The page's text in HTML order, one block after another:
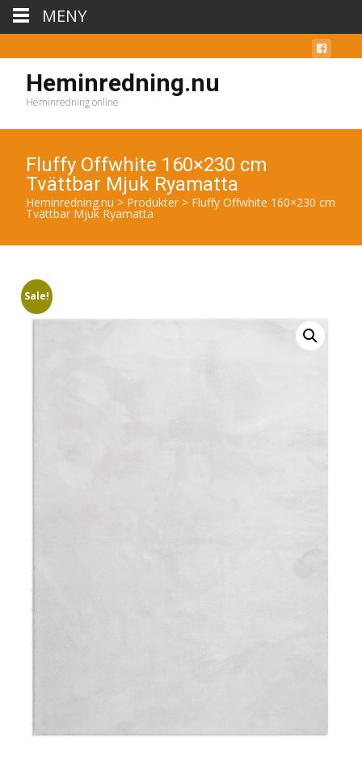
Heminredning.nu
Heminredning online
Fluffy Offwhite 160×230 cm
Tvättbar Mjuk Ryamatta
Heminredning.nu > Produkter > Fluffy Offwhite 160×230 cm
Tvättbar Mjuk Ryamatta
Sale!
MENY